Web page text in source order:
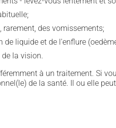
rarement, des vomissements;
de liquide et de l'enflure
la vision.
à un traitement. Si
de la santé. Il ou elle